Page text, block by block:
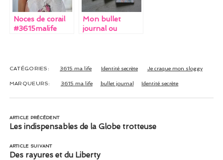
RTT)
Noces de corail
#3615malife
Mon bullet
journal ou
organisée + tuto
CATÉGORIES: 3615 ma life Identité secrète Je craque mon sloggy
MARQUEURS: 3615 ma life bullet journal Identité secrète
ARTICLE PRÉCÉDENT
Les indispensables de la Globe trotteuse
ARTICLE SUIVANT
Des rayures et du Liberty